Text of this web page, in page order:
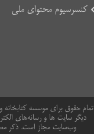
کنسرسیوم محتوای ملی
تمام حقوق برای موسسه
دیگر سایت ها و رسانه‌های
وب‌سایت مجاز است. ذکر